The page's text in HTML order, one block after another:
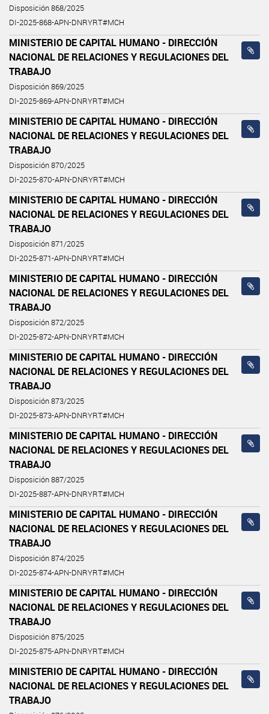
Disposición 868/2025
DI-2025-868-APN-DNRYRT#MCH
MINISTERIO DE CAPITAL HUMANO - DIRECCIÓN
NACIONAL DE RELACIONES Y REGULACIONES DEL
TRABAJO
Disposición 869/2025
DI-2025-869-APN-DNRYRT#MCH
MINISTERIO DE CAPITAL HUMANO - DIRECCIÓN
NACIONAL DE RELACIONES Y REGULACIONES DEL
TRABAJO
Disposición 870/2025
DI-2025-870-APN-DNRYRT#MCH
MINISTERIO DE CAPITAL HUMANO - DIRECCIÓN
NACIONAL DE RELACIONES Y REGULACIONES DEL
TRABAJO
Disposición 871/2025
DI-2025-871-APN-DNRYRT#MCH
MINISTERIO DE CAPITAL HUMANO - DIRECCIÓN
NACIONAL DE RELACIONES Y REGULACIONES DEL
TRABAJO
Disposición 872/2025
DI-2025-872-APN-DNRYRT#MCH
MINISTERIO DE CAPITAL HUMANO - DIRECCIÓN
NACIONAL DE RELACIONES Y REGULACIONES DEL
TRABAJO
Disposición 873/2025
DI-2025-873-APN-DNRYRT#MCH
MINISTERIO DE CAPITAL HUMANO - DIRECCIÓN
NACIONAL DE RELACIONES Y REGULACIONES DEL
TRABAJO
Disposición 887/2025
DI-2025-887-APN-DNRYRT#MCH
MINISTERIO DE CAPITAL HUMANO - DIRECCIÓN
NACIONAL DE RELACIONES Y REGULACIONES DEL
TRABAJO
Disposición 874/2025
DI-2025-874-APN-DNRYRT#MCH
MINISTERIO DE CAPITAL HUMANO - DIRECCIÓN
NACIONAL DE RELACIONES Y REGULACIONES DEL
TRABAJO
Disposición 875/2025
DI-2025-875-APN-DNRYRT#MCH
MINISTERIO DE CAPITAL HUMANO - DIRECCIÓN
NACIONAL DE RELACIONES Y REGULACIONES DEL
TRABAJO